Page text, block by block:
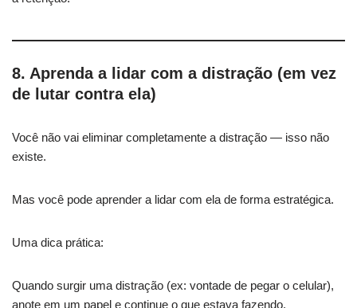
8. Aprenda a lidar com a distração (em vez
de lutar contra ela)
Você não vai eliminar completamente a distração — isso não
existe.
Mas você pode aprender a lidar com ela de forma estratégica.
Uma dica prática:
Quando surgir uma distração (ex: vontade de pegar o celular),
anote em um papel e continue o que estava fazendo.